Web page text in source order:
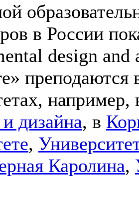
в России
design and
преподаются
например,
дизайна, в
,
Каролина,